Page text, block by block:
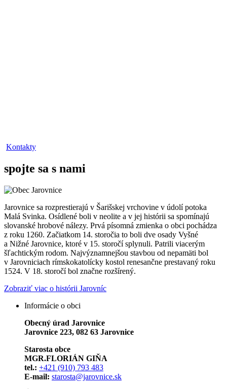
Kontakty
spojte sa s nami
Jarovnice sa rozprestierajú v Šarišskej vrchovine v údolí potoka
Malá Svinka. Osídlené boli v neolite a v jej histórii sa spomínajú
slovanské hrobové nálezy. Prvá písomná zmienka o obci pochádza
z roku 1260. Začiatkom 14. storočia to boli dve osady Vyšné
a Nižné Jarovnice, ktoré v 15. storočí splynuli. Patrili viacerým
šľachtickým rodom. Najvýznamnejšou stavbou od nepamäti bol
v Jarovniciach rímskokatolícky kostol renesančne prestavaný roku
1524. V 18. storočí bol značne rozšírený.
Zobraziť viac o histórii Jarovníc
Informácie o obci
Obecný úrad Jarovnice
Jarovnice 223, 082 63 Jarovnice
Starosta obce
MGR.FLORIÁN GIŇA
tel.: +421 (910) 793 483
E-mail: starosta@jarovnice.sk